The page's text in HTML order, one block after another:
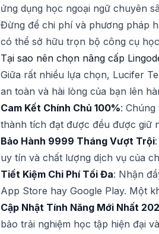
ứng dụng học ngoại ngữ chuyên
Đừng để chi phí và phương pháp
có thể sở hữu trọn bộ công cụ
Tại sao nên chọn nâng cấp
Giữa rất nhiều lựa chọn, Lucifer
an toàn và hài lòng của bạn lên
Cam Kết Chính Chủ 100%:
thành tích đạt được đều được giữ
Bảo Hành 9999 Tháng Vượt Trội
uy tín và chất lượng dịch vụ của
Tiết Kiệm Chi Phí Tối Đa: Nhận
App Store hay Google Play. Một
Cập Nhật Tính Năng Mới Nhất
bảo trải nghiệm học tập hiện đại